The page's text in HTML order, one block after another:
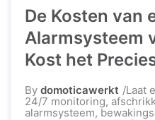
De Kosten van
Alarmsysteem
Kost het
By domoticawerkt Laat
24/7 monitoring,
alarmsysteem,